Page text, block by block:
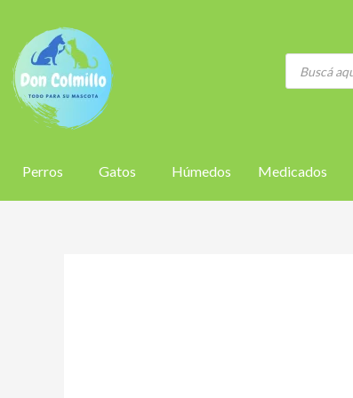
contenido
Búsqueda
productos
Perros Gatos Húmedos Medicados